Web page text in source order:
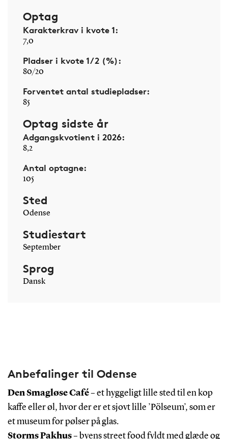
Optag
Karakterkrav i kvote 1:
7,0
Pladser i kvote 1/2 (%):
80/20
Forventet antal studiepladser:
85
Optag sidste år
Adgangskvotient i 2026:
8,2
Antal optagne:
105
Sted
Odense
Studiestart
September
Sprog
Dansk
Anbefalinger til Odense
Den Smagløse Café– et hyggeligt lille sted til en kop
kaffe eller øl, hvor der er et sjovt lille ’Pölseum’, som er
et museum for pølser på glas.
Storms Pakhus– byens street food fyldt med glæde og